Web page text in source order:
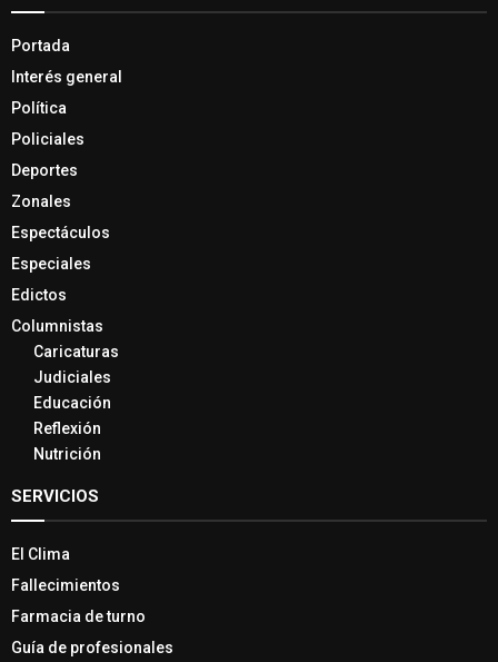
Portada
Interés general
Política
Policiales
Deportes
Zonales
Espectáculos
Especiales
Edictos
Columnistas
Caricaturas
Judiciales
Educación
Reflexión
Nutrición
SERVICIOS
El Clima
Fallecimientos
Farmacia de turno
Guía de profesionales